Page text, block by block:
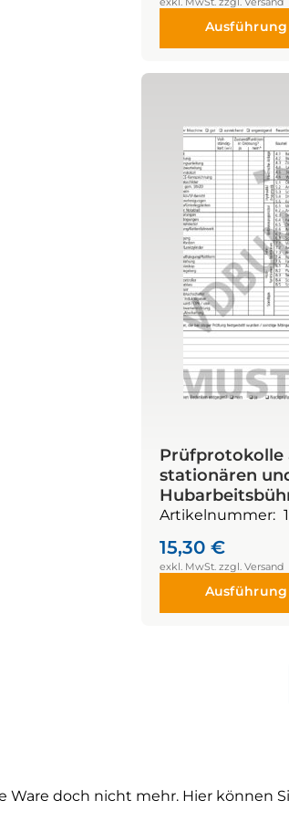
Prüfprotokolle
stationären
Artikelnummer:
15,30 €
Ware doch nicht mehr. Hier können